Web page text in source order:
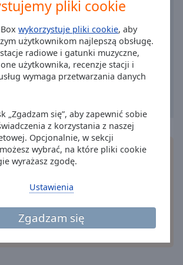
pliki cookie
Boxwykorzystuje pliki cookie, aby
użytkownikom najlepszą obsługę.
radiowe i gatunki muzyczne,
użytkownika, recenzje stacji i
wymaga przetwarzania danych
„Zgadzam się”, aby zapewnić sobie
z korzystania z naszej
Opcjonalnie, w sekcji
możesz wybrać, na które pliki cookie
wyrażasz zgodę.
Zgadzam się
Ustawienia
aplikację Online Radio Box do
i słuchaj uliubionę stacji radiowe
inne opcje